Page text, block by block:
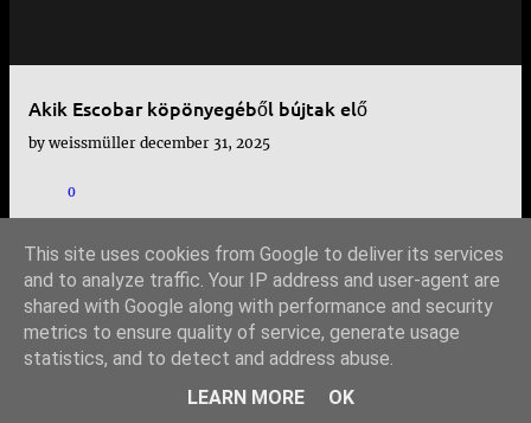
e
Akik Escobar köpönyegéből bújtak elő
by weissmüller december 31, 2025
0
TOVÁBBI BEJEGYZÉSEK
Üzemeltető: Blogger
This site uses cookies from Google to deliver its services
and to analyze traffic. Your IP address and user-agent are
shared with Google along with performance and security
metrics to ensure quality of service, generate usage
statistics, and to detect and address abuse.
LEARN MORE
OK